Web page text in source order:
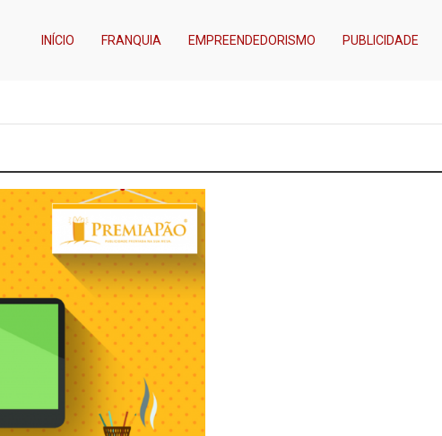
INÍCIO FRANQUIA EMPREENDEDORISMO PUBLICIDADE